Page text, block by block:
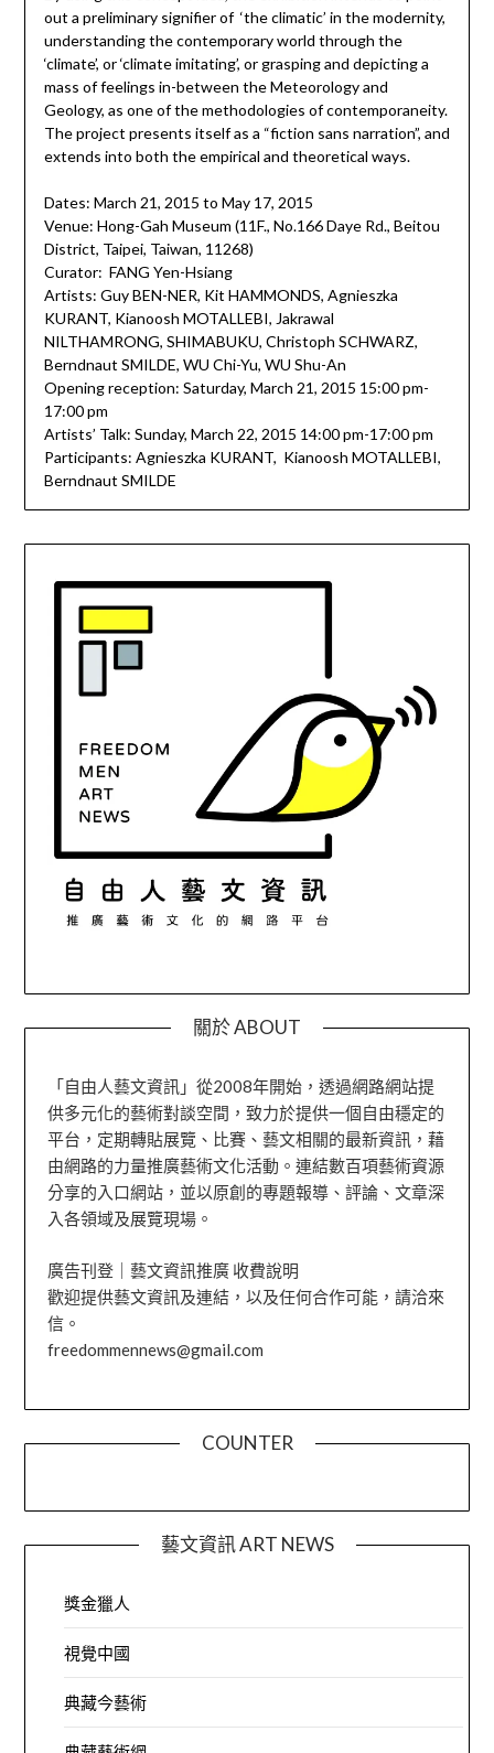
out a preliminary signifier of ‘the climatic’ in the modernity,
understanding the contemporary world through the
‘climate’, or ‘climate imitating’, or grasping and depicting a
mass of feelings in-between the Meteorology and
Geology, as one of the methodologies of contemporaneity.
The project presents itself as a “fiction sans narration”, and
extends into both the empirical and theoretical ways.
Dates: March 21, 2015 to May 17, 2015
Venue: Hong-Gah Museum (11F., No.166 Daye Rd., Beitou
District, Taipei, Taiwan, 11268)
Curator: FANG Yen-Hsiang
Artists: Guy BEN-NER, Kit HAMMONDS, Agnieszka
KURANT, Kianoosh MOTALLEBI, Jakrawal
NILTHAMRONG, SHIMABUKU, Christoph SCHWARZ,
Berndnaut SMILDE, WU Chi-Yu, WU Shu-An
Opening reception: Saturday, March 21, 2015 15:00 pm-
17:00 pm
Artists’ Talk: Sunday, March 22, 2015 14:00 pm-17:00 pm
Participants: Agnieszka KURANT, Kianoosh MOTALLEBI,
Berndnaut SMILDE
關於 ABOUT
「自由人藝文資訊」從2008年開始，透過網路網站提
供多元化的藝術對談空間，致力於提供一個自由穩定的
平台，定期轉貼展覽、比賽、藝文相關的最新資訊，藉
由網路的力量推廣藝術文化活動。連結數百項藝術資源
分享的入口網站，並以原創的專題報導、評論、文章深
入各領域及展覽現場。
廣告刊登｜藝文資訊推廣 收費說明
歡迎提供藝文資訊及連結，以及任何合作可能，請洽來
信。
freedommennews@gmail.com
COUNTER
藝文資訊 ART NEWS
獎金獵人
視覺中國
典藏今藝術